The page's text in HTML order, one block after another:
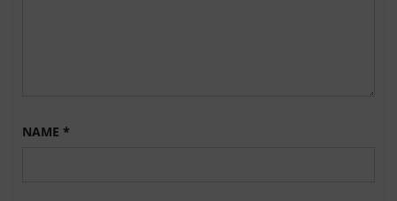
NAME *